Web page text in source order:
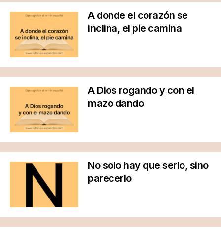
A donde el corazón se
inclina, el pie camina
A Dios rogando y con el
mazo dando
No solo hay que serlo, sino
parecerlo